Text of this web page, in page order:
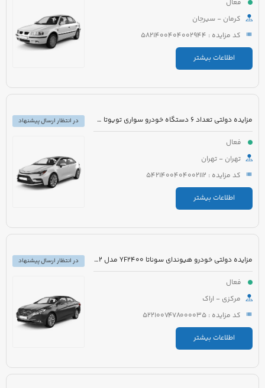
فعال
کرمان - سیرجان
کد مزایده : 5821400404002944
اطلاعات بیشتر
مزایده دولتی تعداد 6 دستگاه خودرو سواری تویوتا کرولا PIONEER هیبرید 1800cc مدل 2023
فعال
تهران - تهران
کد مزایده : 5421400404002112
اطلاعات بیشتر
در انتظار ارسال پیشنهاد
مزایده دولتی خودرو هیوندای سوناتا YF2400 مدل 2012 رنگ سفید متالیک
فعال
مرکزی - اراک
کد مزایده : 5221007478000035
اطلاعات بیشتر
در انتظار ارسال پیشنهاد